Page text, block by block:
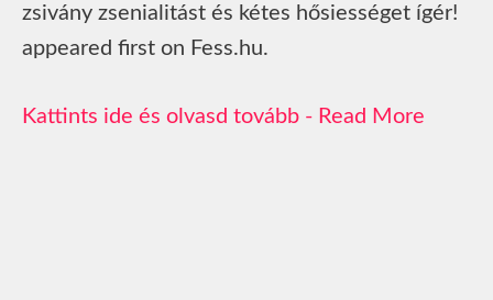
zsivány zsenialitást és kétes hősiességet ígér!
appeared first on Fess.hu.
Read More